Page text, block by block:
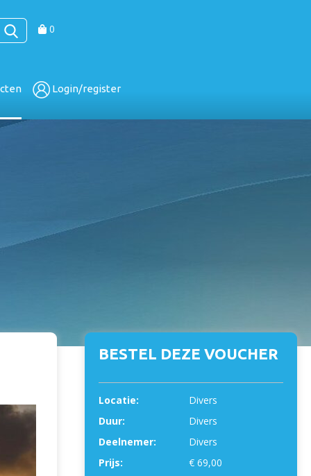
0
Login/register
BESTEL DEZE VOUCHER
Locatie:
Divers
Duur:
Divers
Deelnemer:
Divers
Prijs:
€ 69,00